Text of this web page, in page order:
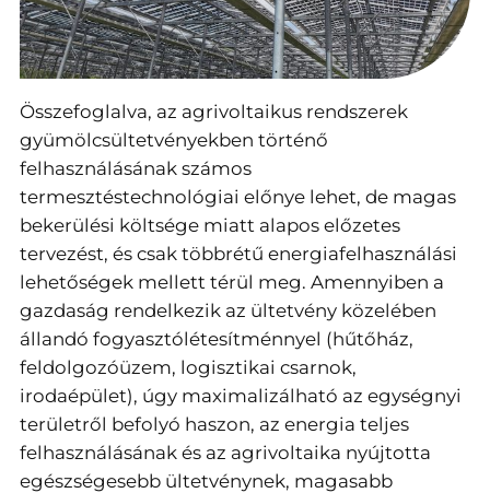
Összefoglalva, az agrivoltaikus rendszerek
gyümölcsültetvényekben történő
felhasználásának számos
termesztéstechnológiai előnye lehet, de magas
bekerülési költsége miatt alapos előzetes
tervezést, és csak többrétű energiafelhasználási
lehetőségek mellett térül meg. Amennyiben a
gazdaság rendelkezik az ültetvény közelében
állandó fogyasztólétesítménnyel (hűtőház,
feldolgozóüzem, logisztikai csarnok,
irodaépület), úgy maximalizálható az egységnyi
területről befolyó haszon, az energia teljes
felhasználásának és az agrivoltaika nyújtotta
egészségesebb ültetvénynek, magasabb